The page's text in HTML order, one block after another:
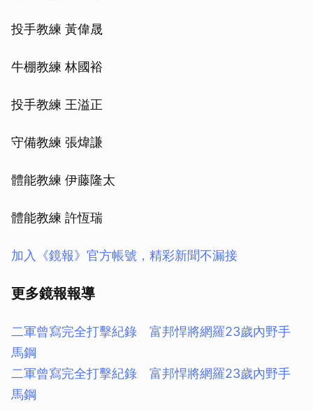
投手教練 黃偉晟
牛棚教練 林國裕
投手教練 王溢正
守備教練 張煒謙
體能教練 伊藤隆太
體能教練 許恆瑞
加入《鏡報》官方帳號，精彩新聞不漏接
更多鏡報報導
二軍曾寫完全打擊紀錄 富邦悍將網羅23歲內野手
馬鋼
二軍曾寫完全打擊紀錄 富邦悍將網羅23歲內野手
馬鋼